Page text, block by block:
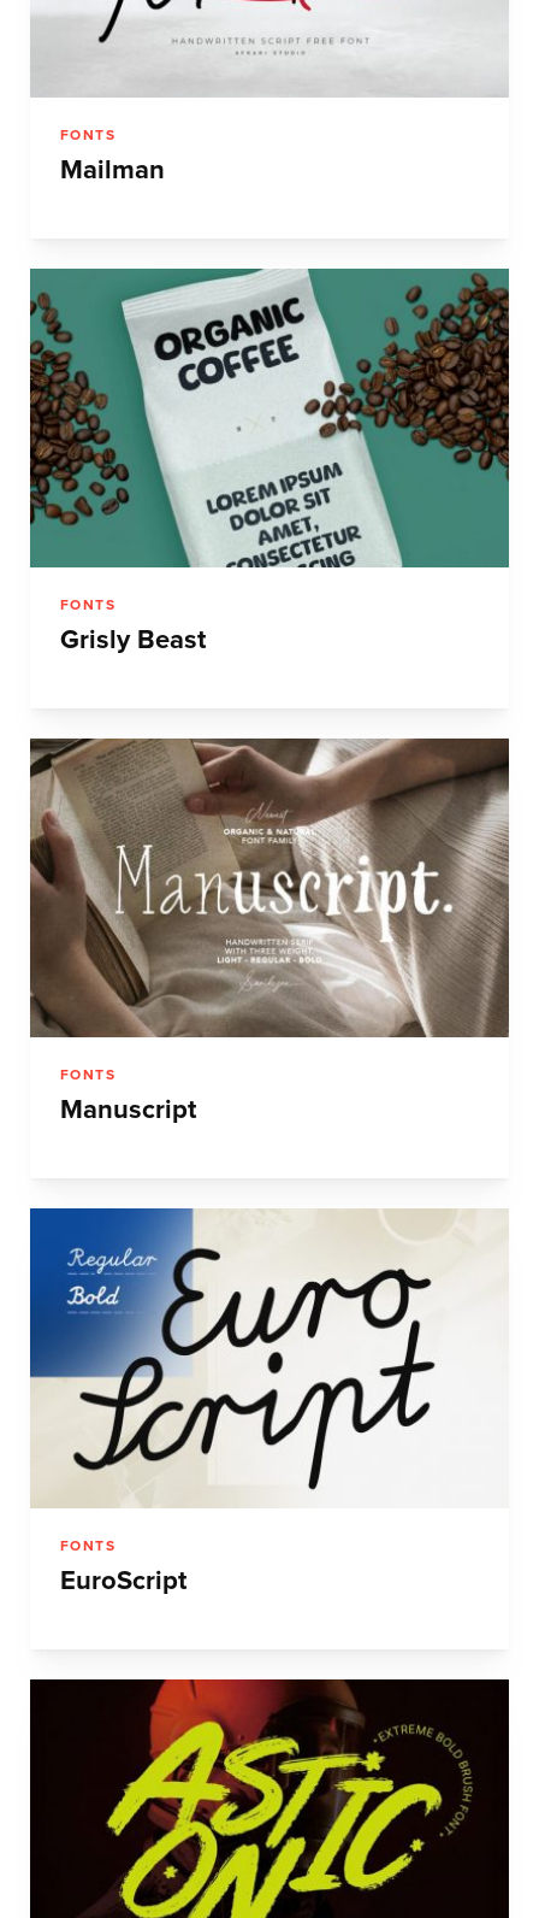
FONTS
Mailman
FONTS
Grisly Beast
FONTS
Manuscript
FONTS
EuroScript